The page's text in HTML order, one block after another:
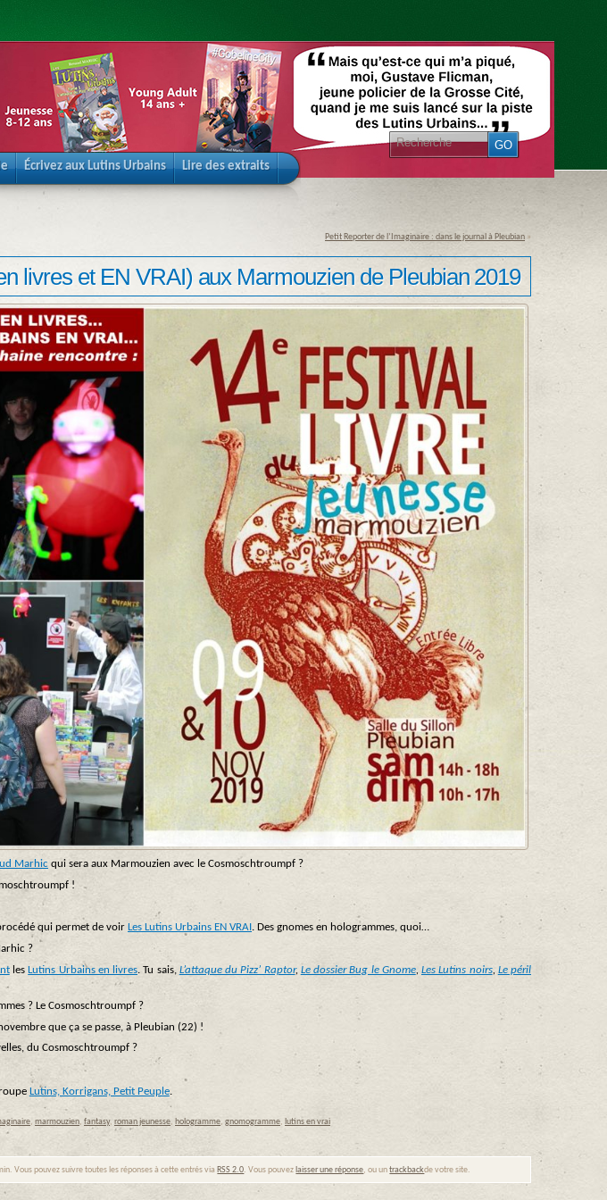
Écrivez aux Lutins Urbains Lire des extraits
Petit Reporter de l’Imaginaire : dans le journal à Pleubian »
livres et EN VRAI) aux Marmouzien de Pleubian 2019
Marhic qui sera aux Marmouzien avec le Cosmoschtroumpf ?
!
qui permet de voir Les Lutins Urbains EN VRAI . Des gnomes en hologrammes, quoi…
?
lesLutins Urbains en livres. Tu sais, L’attaque du Pizz’ Raptor, Le dossier Bug le Gnome, Les Lutins noirs, Le péril
? Le Cosmoschtroumpf ?
que ça se passe, à Pleubian (22) !
du Cosmoschtroumpf ?
Lutins, Korrigans, Petit Peuple.
, marmouzien, fantasy, roman jeunesse, hologramme, gnomogramme, lutins en vrai
Vous pouvez suivre toutes les réponses à cette entrés via RSS 2.0. Vous pouvez laisser une réponse, ou untrackbackde votre site.